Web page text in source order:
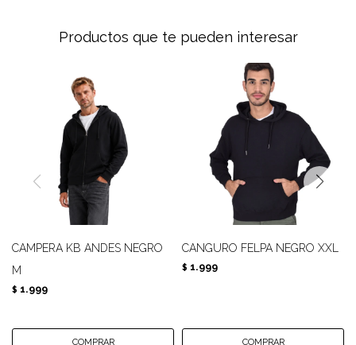
Productos que te pueden interesar
CAMPERA KB ANDES NEGRO
M
$ 1.999
CANGURO FELPA NEGRO XXL
$ 1.999